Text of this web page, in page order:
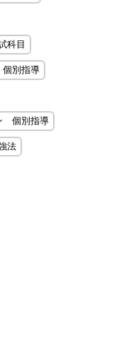
科目
別指導
個別指導
法